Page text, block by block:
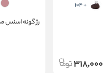
+ 104
318,000
رژ گونه اسنس